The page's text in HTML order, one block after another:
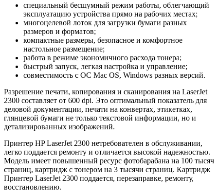
специальный бесшумный режим работы, облегчающий
эксплуатацию устройства прямо на рабочих местах;
многоцелевой лоток для загрузки бумаги разных
размеров и форматов;
компактные размеры, безопасное и комфортное
настольное размещение;
работа в режиме экономичного расхода тонера;
быстрый запуск, легкая настройка и управление;
совместимость с ОС Mac OS, Windows разных версий.
Разрешение печати, копирования и сканирования на LaserJet
2300 составляет от 600 dpi. Это оптимальный показатель для
деловой документации, печати на конвертах, этикетках,
глянцевой бумаги не только текстовой информации, но и
детализированных изображений.
Принтер HP LaserJet 2300 нетребователен в обслуживании,
легко поддается ремонту и отличается высокой надежностью.
Модель имеет повышенный ресурс фотобарабана на 100 тысяч
страниц, картридж с тонером на 3 тысячи страниц. Картридж
Принтер LaserJet 2300 поддается, перезаправке, ремонту,
восстановлению.